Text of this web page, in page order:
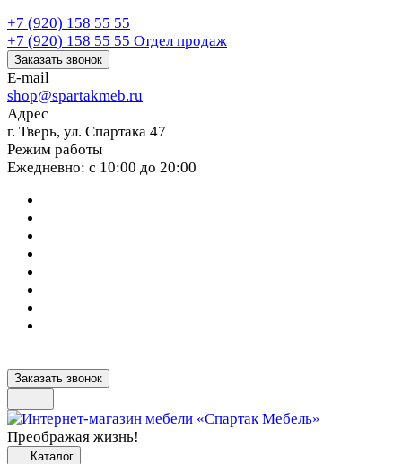
+7 (920) 158 55 55
+7 (920) 158 55 55 Отдел продаж
Заказать звонок
E-mail
shop@spartakmeb.ru
Адрес
г. Тверь, ул. Спартака 47
Режим работы
Ежедневно: с 10:00 до 20:00
Заказать звонок
Преображая жизнь!
Каталог